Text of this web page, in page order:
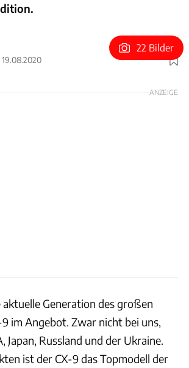
Foto: Mazda
22 Bilder
ANZEIGE
aktuelle Generation des großen
9 im Angebot. Zwar nicht bei uns,
Japan, Russland und der Ukraine.
ist der CX-9 das Topmodell der